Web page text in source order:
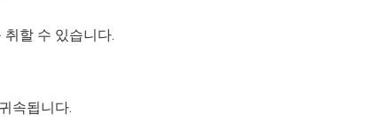
할 수 있습니다.
속됩니다.